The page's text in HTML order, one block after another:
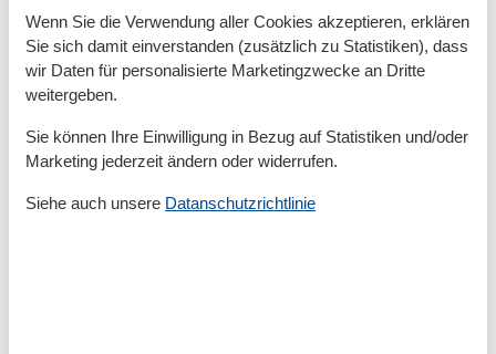
Kühlschrank
Microwelle
Teller
Toaster
Wasserkocher
Unterkunft
Betten
Wenn Sie die Verwendung aller Cookies akzeptieren, erklären
Sie sich damit einverstanden (zusätzlich zu Statistiken), dass
wir Daten für personalisierte Marketingzwecke an Dritte
weitergeben.
Sie können Ihre Einwilligung in Bezug auf Statistiken und/oder
Marketing jederzeit ändern oder widerrufen.
Siehe auch unsere Datanschutzrichtlinie